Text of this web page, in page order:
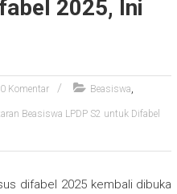
2025, Ini
0 Komentar Beasiswa,
Beasiswa LPDP S2 untuk Difabel
difabel 2025 kembali dibuka